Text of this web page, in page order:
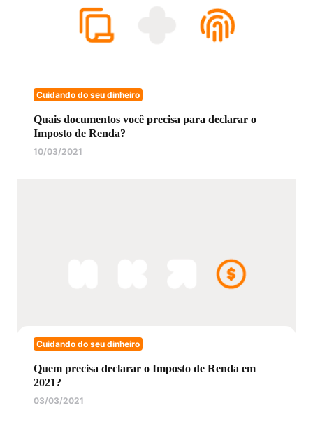
Cuidando do seu dinheiro
Quais documentos você precisa para declarar o
Imposto de Renda?
10/03/2021
Cuidando do seu dinheiro
Quem precisa declarar o Imposto de Renda em
2021?
03/03/2021